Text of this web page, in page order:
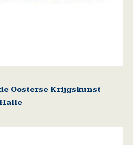
Oosterse Krijgskunst